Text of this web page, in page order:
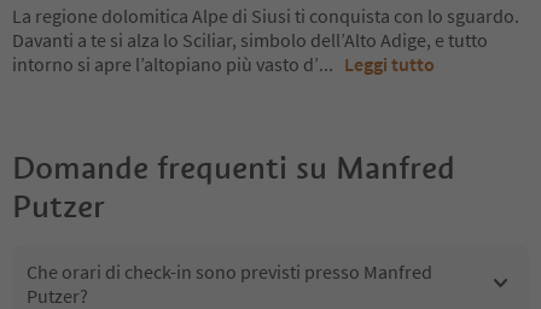
La regione dolomitica Alpe di Siusi ti conquista con lo sguardo.
Davanti a te si alza lo Sciliar, simbolo dell’Alto Adige, e tutto
intorno si apre l’altopiano più vasto d’... Leggi tutto
Domande frequenti su Manfred
Putzer
Che orari di check-in sono previsti presso Manfred
Putzer?